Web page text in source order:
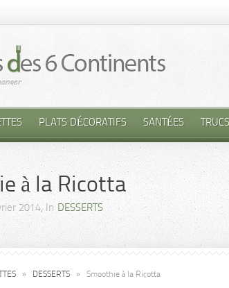
PLATS DÉCORATIFS SANTÉES
à la Ricotta
2014, In DESSERTS
» DESSERTS » Smoothie à la Ricotta